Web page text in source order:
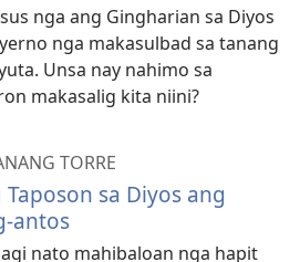
nga ang Gingharian sa Diyos
nga makasulbad sa tanang
Unsa nay nahimo sa
makasalig kita niini?
TORRE
sa Diyos ang
antos
nato mahibaloan nga hapit